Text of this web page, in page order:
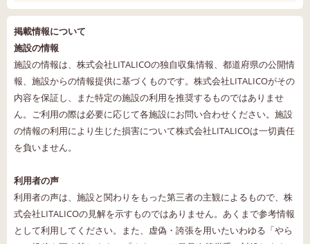
掲載情報について
施設の情報
施設の情報は、株式会社LITALICOの独自収集情報、都道府県の公開情
報、施設からの情報提供に基づくものです。株式会社LITALICOがその
内容を保証し、また特定の施設の利用を推奨するものではありませ
ん。ご利用の際は必要に応じて各施設にお問い合わせください。施設
の情報の利用により生じた損害について株式会社LITALICOは一切責任
を負いません。
利用者の声
利用者の声は、施設と関わりをもった第三者の主観によるもので、株
式会社LITALICOの見解を示すものではありません。あくまで参考情報
として利用してください。また、虚偽・誇張を用いたいわゆる「やら